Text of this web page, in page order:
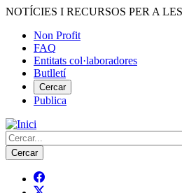
Vés
contingut
NOTÍCIES I RECURSOS PER A
Menú
del
compte
d'usuari
Non Profit
FAQ
Entitats col·laboradores
Butlletí
Cercar
Publica
Cerca